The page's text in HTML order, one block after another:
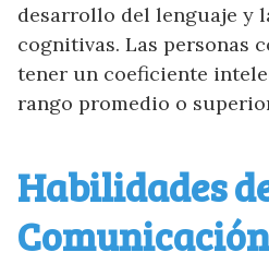
desarrollo del lenguaje y
cognitivas. Las personas
tener un coeficiente
rango promedio o
Habilidades